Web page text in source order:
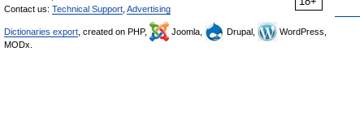
Contact us: Technical Support Advertising
Dictionaries export , created on PHP, Joomla, Drupal,
WordPress,
MODx.